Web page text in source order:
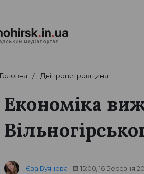
Головна Дніпропетровщина
Економіка
Єва Буянова 15:00, 16 Березня